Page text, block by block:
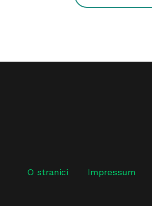
O stranici Impressum